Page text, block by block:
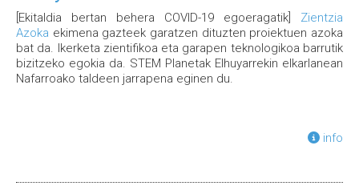
[Ekitaldia bertan behera COVID-19 egoeragatik] Zientzia
Azoka ekimena gazteek garatzen dituzten proiektuen azoka
bat da. Ikerketa zientifikoa eta garapen teknologikoa barrutik
bizitzeko egokia da. STEM Planetak Elhuyarrekin elkarlanean
Nafarroako taldeen jarrapena eginen du.
info